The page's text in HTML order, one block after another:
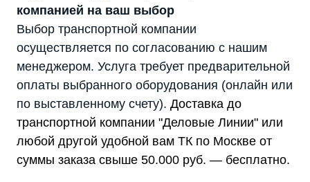
компанией на ваш выбор
Выбор транспортной компании
осуществляется по согласованию с нашим
менеджером. Услуга требует предварительной
оплаты выбранного оборудования (онлайн или
по выставленному счету). Доставка до
транспортной компании "Деловые Линии" или
любой другой удобной вам ТК по Москве от
суммы заказа свыше 50.000 руб. — бесплатно.